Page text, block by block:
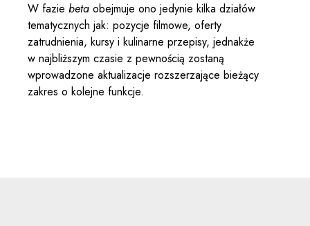
W fazie beta obejmuje ono jedynie kilka działów
tematycznych jak: pozycje filmowe, oferty
zatrudnienia, kursy i kulinarne przepisy, jednakże
w najbliższym czasie z pewnością zostaną
wprowadzone aktualizacje rozszerzające bieżący
zakres o kolejne funkcje.